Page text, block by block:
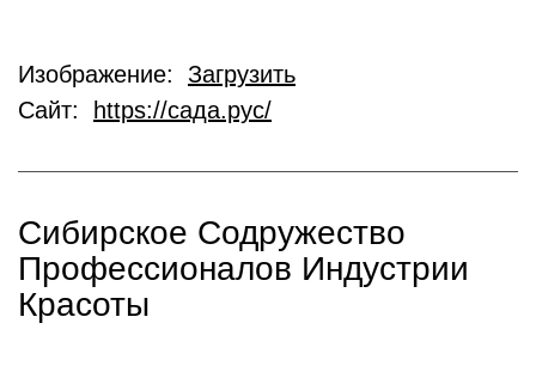
Изображение: Загрузить
Сайт:
https://сада.рус/
Сибирское Содружество
Профессионалов Индустрии
Красоты